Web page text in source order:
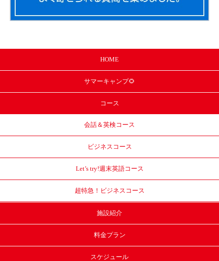
HOME
サマーキャンプ🌻
コース
会話＆英検コース
ビジネスコース
Let’s try!週末英語コース
超特急！ ビジネスコース
施設紹介
料金プラン
スケジュール